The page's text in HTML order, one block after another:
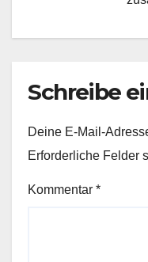
Schreibe
Deine E-Mail-
Erforderliche Felder
Kommentar *